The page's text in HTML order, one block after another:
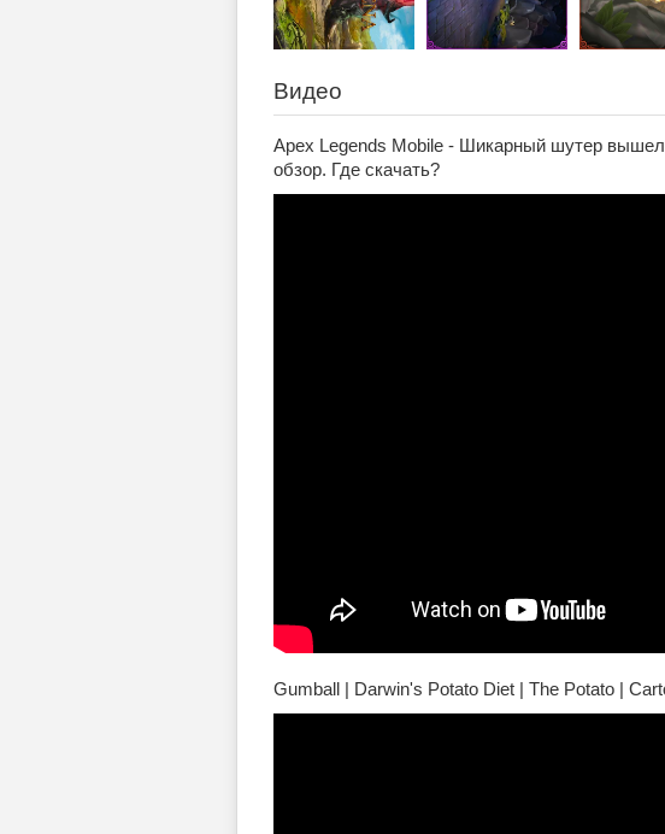
Видео
Apex Legends Mobile - Шикарный шутер
обзор. Где скачать?
Gumball | Darwin's Potato Diet | The Potato |